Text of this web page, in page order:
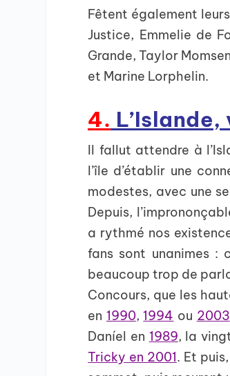
Fêtent également
Justice, Emmelie de
Grande, Taylor
et Marine Lorphelin.
4.
Il fallut attendre à
l’île d’établir une
modestes, avec une
Depuis,
a rythmé nos
fans sont unanimes :
beaucoup trop de
Concours, que les
en 1990,1994 ou 2003
Daníel en 1989, la
Tricky en 2001. Et